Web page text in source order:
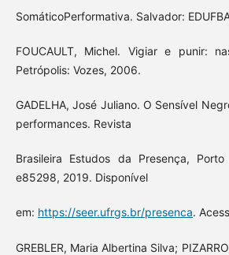
SomáticoPerformativa. Salvador:
FOUCAULT, Michel. Vigiar e punir:
Petrópolis: Vozes, 2006.
GADELHA, José Juliano. O Sensível
performances. Revista
Brasileira Estudos da Presença,
e85298, 2019. Disponível
em: https://seer.ufrgs.br/presenca.
GREBLER, Maria Albertina Silva;